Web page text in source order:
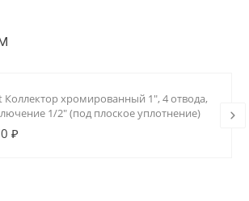
Коллектор хромированный 1", 4 отвода,
1/2" (под плоское уплотнение)
₽